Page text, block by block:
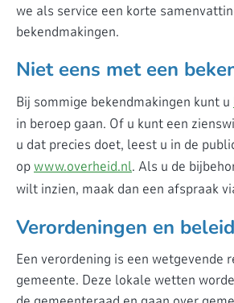
we als service een korte
bekendmakingen.
Niet eens met een
Bij sommige bekendmakingen kunt u
in beroep gaan. Of u kunt een
u dat precies doet, leest u in de
opwww.overheid.nl. Als u de
wilt inzien, maak dan een afspraak
Verordeningen en
Een verordening is een wetgevende
gemeente. Deze lokale wetten